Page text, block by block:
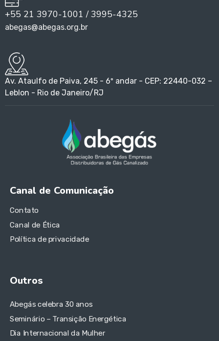
+55 21 3970-1001 / 3995-4325
abegas@abegas.org.br
Av. Ataulfo de Paiva, 245 - 6º andar - CEP: 22440-032 –
Leblon - Rio de Janeiro/RJ
Canal de Comunicação
Contato
Canal de Ética
Política de privacidade
Outros
Abegás celebra 30 anos
Seminário – Transição Energética
Dia Internacional da Mulher